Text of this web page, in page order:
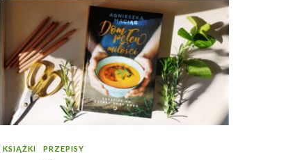
KSIĄŻKI PRZEPISY